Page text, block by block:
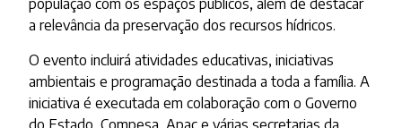
população com os espaços públicos, além de destacar
a relevância da preservação dos recursos hídricos.
O evento incluirá atividades educativas, iniciativas
ambientais e programação destinada a toda a família. A
iniciativa é executada em colaboração com o Governo
do Estado, Compesa, Apac e várias secretarias da